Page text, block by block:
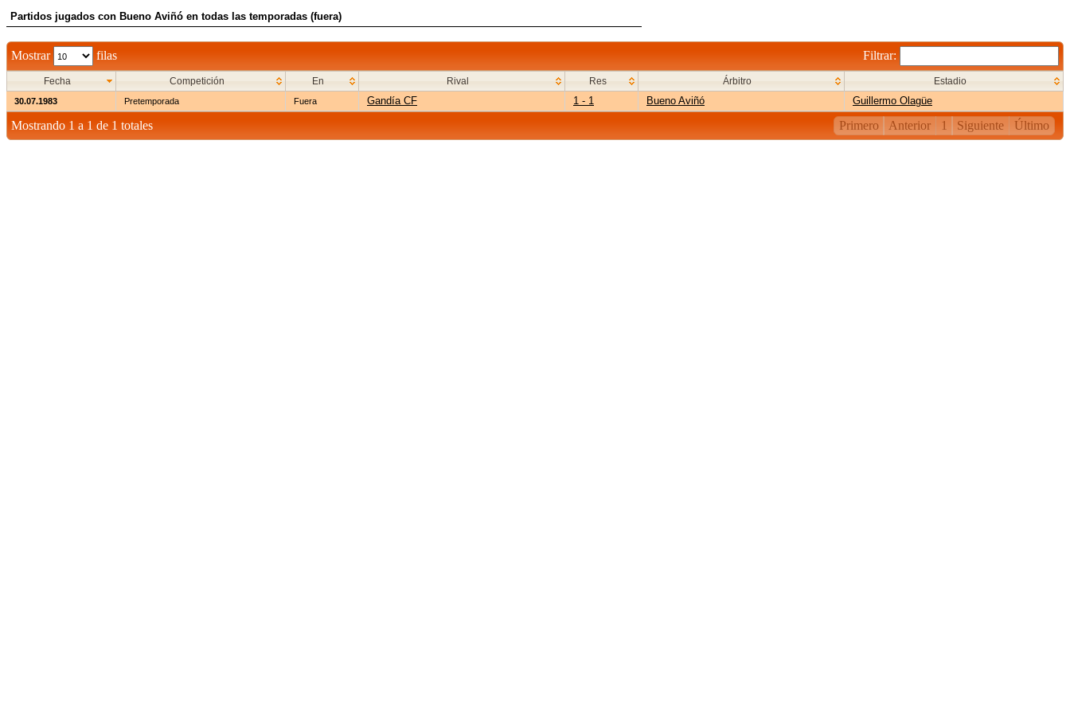
Partidos jugados con Bueno Aviñó en todas las temporadas (fuera)
Mostrar filas Filtrar:
Fecha Competición En Rival Res Árbitro Estadio
30.07.1983 Pretemporada Fuera Gandía CF 1 - 1 Bueno Aviñó Guillermo Olagüe
Mostrando 1 a 1 de 1 totales Primero Anterior 1 Siguiente Último